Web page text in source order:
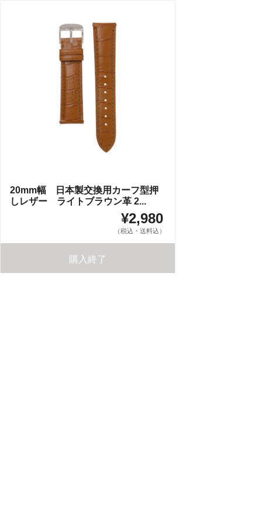
20mm幅 日本製交換用カーフ型押
しレザー ライトブラウン革 2...
¥2,980
（税込・送料込）
購入終了